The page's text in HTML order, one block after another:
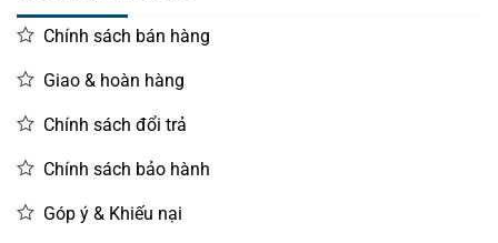
Chính sách bán hàng
Giao & hoàn hàng
Chính sách đổi trả
Chính sách bảo hành
Góp ý & Khiếu nại